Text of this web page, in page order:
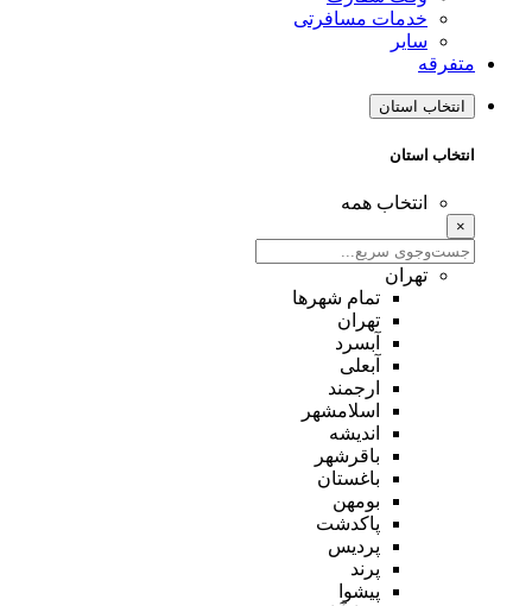
خدمات مسافرتی
سایر
متفرقه
انتخاب استان
انتخاب استان
انتخاب همه
×
تهران
تمام شهر‌ها
تهران
آبسرد
آبعلی
ارجمند
اسلامشهر
اندیشه
باقرشهر
باغستان
بومهن
پاکدشت
پردیس
پرند
پیشوا